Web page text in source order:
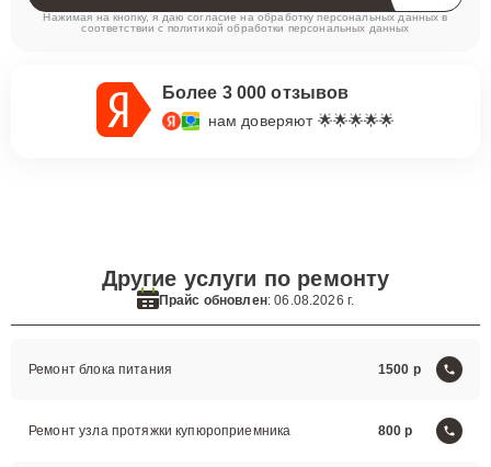
Нажимая на кнопку, я даю согласие на обработку персональных данных в
соответствии с политикой обработки персональных данных
Более 3 000 отзывов
нам доверяют 🌟🌟🌟🌟🌟
Другие услуги по ремонту
Прайс обновлен: 06.08.2026 г.
Ремонт блока питания 1500
Ремонт узла протяжки купюроприемника 800